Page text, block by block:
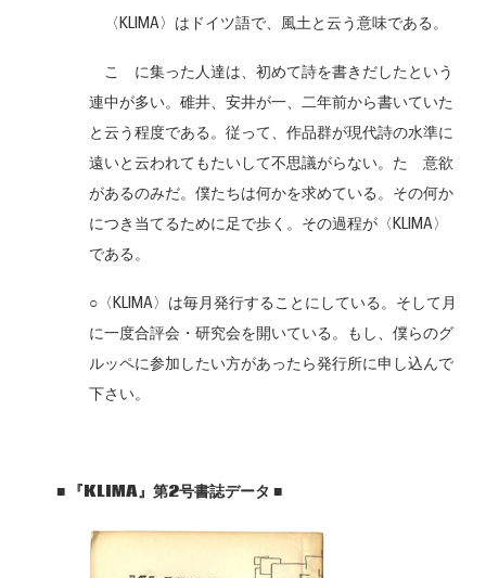
〈KLIMA〉はドイツ語で、風土と云う意味である。
こゝに集った人達は、初めて詩を書きだしたという
連中が多い。碓井、安井が一、二年前から書いていた
と云う程度である。従って、作品群が現代詩の水準に
遠いと云われてもたいして不思議がらない。たゞ意欲
があるのみだ。僕たちは何かを求めている。その何か
につき当てるために足で歩く。その過程が〈KLIMA〉
である。
○〈KLIMA〉は毎月発行することにしている。そして月
に一度合評会・研究会を開いている。もし、僕らのグ
ルッペに参加したい方があったら発行所に申し込んで
下さい。
■ 『KLIMA』第2号書誌データ■